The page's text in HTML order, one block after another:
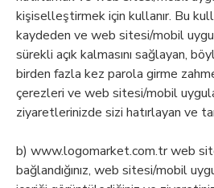
kişiselleştirmek için kullanır. Bu
kaydeden ve web sitesi/mobil
sürekli açık kalmasını sağlayan,
birden fazla kez parola girme
çerezleri ve web sitesi/mobil
ziyaretlerinizde sizi hatırlayan ve
b) www.logomarket.com.tr web
bağlandığınız, web sitesi/mobil